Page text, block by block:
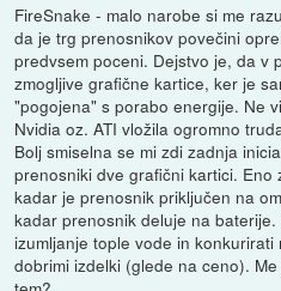
FireSnake - malo narobe si me
da je trg prenosnikov povečini
predvsem poceni. Dejstvo je, da v
zmogljive grafične kartice, ker je
"pogojena" s porabo energije. Ne
Nvidia oz. ATI vložila ogromno
Bolj smiselna se mi zdi zadnja
prenosniki dve grafični kartici.
kadar je prenosnik priključen na
kadar prenosnik deluje na
izumljanje tople vode in
dobrimi izdelki (glede na ceno).